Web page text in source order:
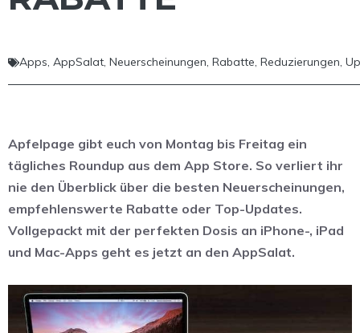
Apps, AppSalat, Neuerscheinungen, Rabatte, Reduzierungen,
Apfelpage gibt euch von Montag bis Freitag ein
tägliches Roundup aus dem App Store. So verliert ihr
nie den Überblick über die besten Neuerscheinungen,
empfehlenswerte Rabatte oder Top-Updates.
Vollgepackt mit der perfekten Dosis an iPhone-, iPad
und Mac-Apps geht es jetzt an den AppSalat.